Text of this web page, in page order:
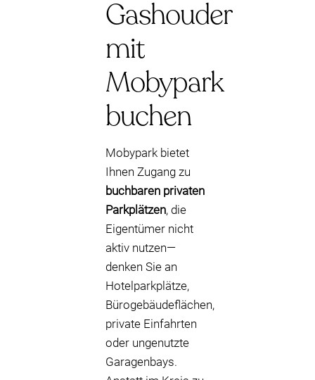
Gashouder
mit
Mobypark
buchen
Mobypark bietet
Ihnen Zugang zu
buchbaren privaten
Parkplätzen, die
Eigentümer nicht
aktiv nutzen—
denken Sie an
Hotelparkplätze,
Bürogebäudeflächen,
private Einfahrten
oder ungenutzte
Garagenbays.